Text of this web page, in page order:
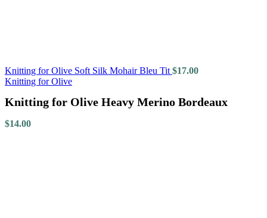
Knitting for Olive Soft Silk Mohair Bleu Tit $17.00
Knitting for Olive
Knitting for Olive Heavy Merino Bordeaux
$14.00